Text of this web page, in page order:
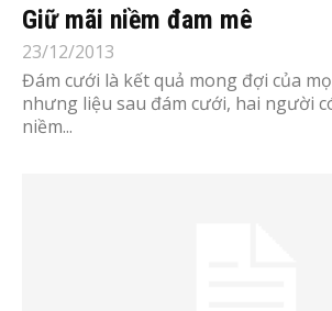
Giữ mãi niềm đam mê
23/12/2013
Đám cưới là kết quả mong đợi của
nhưng liệu sau đám cưới, hai người
niềm...